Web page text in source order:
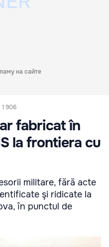
на сайте
1 906
fabricat în
la frontiera cu
militare, fără acte
şi ridicate la
în punctul de